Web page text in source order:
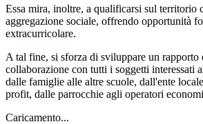
Essa mira, inoltre, a qualificarsi sul territorio
aggregazione sociale, offrendo opportunità
extracurricolare.
A tal fine, si sforza di sviluppare un rapporto
collaborazione con tutti i soggetti interessati
dalle famiglie alle altre scuole, dall'ente
profit, dalle parrocchie agli operatori
Caricamento...